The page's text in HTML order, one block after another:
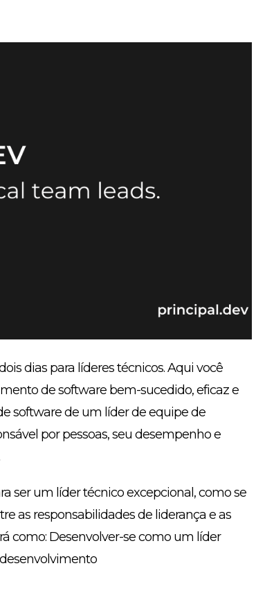
dias para líderes técnicos. Aqui você
de software bem-sucedido, eficaz e
software de um líder de equipe de
por pessoas, seu desempenho e
ser um líder técnico excepcional, como se
as responsabilidades de liderança e as
como: Desenvolver-se como um líder